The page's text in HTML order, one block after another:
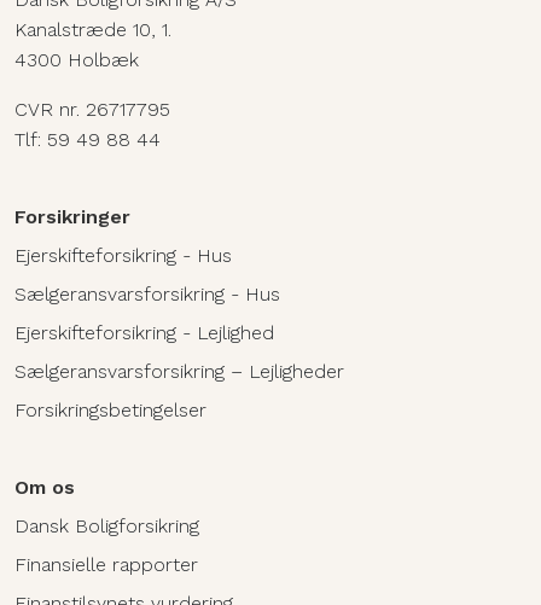
Kanalstræde 10, 1.
4300 Holbæk
CVR nr. 26717795
Tlf: 59 49 88 44
Forsikringer
Ejerskifteforsikring - Hus
Sælgeransvarsforsikring - Hus
Ejerskifteforsikring - Lejlighed
Sælgeransvarsforsikring – Lejligheder
Forsikringsbetingelser
Om os
Dansk Boligforsikring
Finansielle rapporter